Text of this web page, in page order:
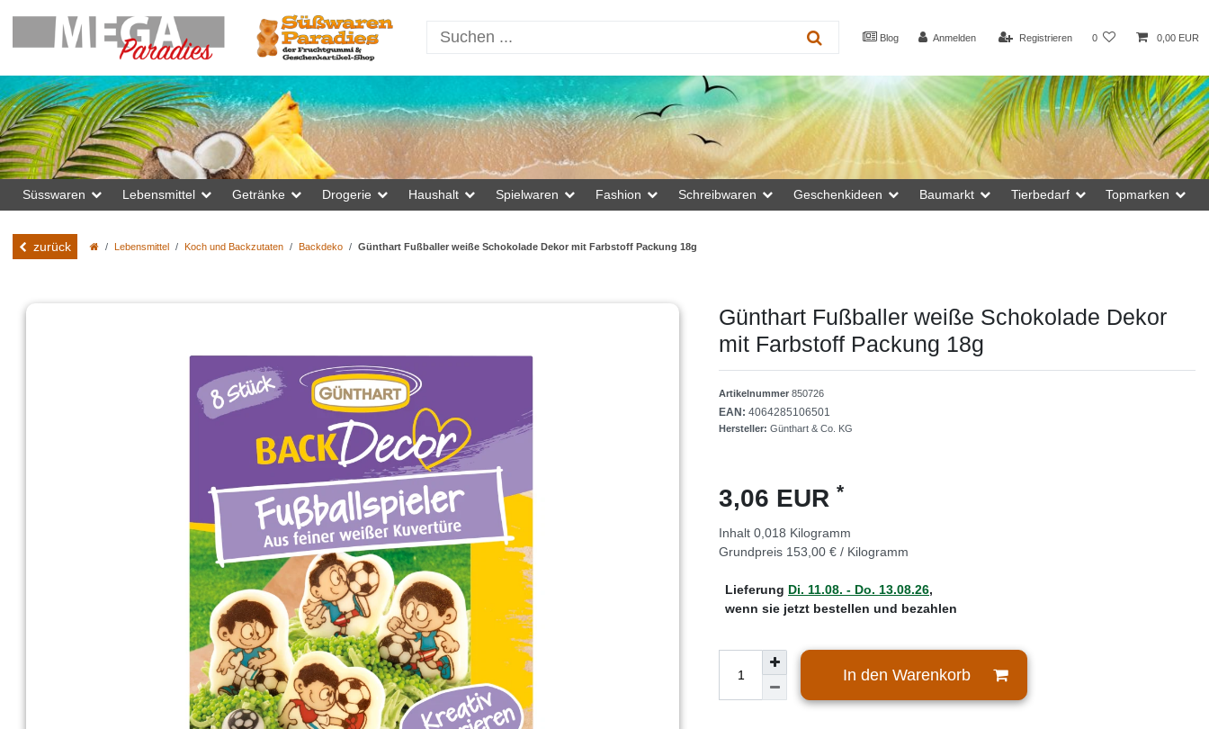
Blog Anmelden Registrieren 0 0,00 EUR
Süsswaren Lebensmittel Getränke Drogerie Haushalt Spielwaren Fashion Schreibwaren Geschenkideen Baumarkt Tierbedarf Topmarken
zurück Lebensmittel Koch und Backzutaten Backdeko Günthart Fußballer weiße Schokolade Dekor mit Farbstoff Packung 18g
Günthart Fußballer weiße Schokolade Dekor
mit Farbstoff Packung 18g
Artikelnummer 850726
EAN: 4064285106501
Hersteller: Günthart & Co. KG
3,06 EUR *
Inhalt 0,018 Kilogramm
Grundpreis 153,00 € / Kilogramm
Lieferung Di. 11.08. - Do. 13.08.26,
wenn sie jetzt bestellen und bezahlen
In den Warenkorb